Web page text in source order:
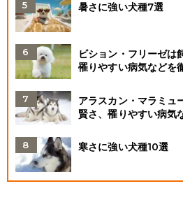
暑さに強い犬種7選
ビション・フリーゼは
罹りやすい病気などを
アラスカン・マラミュ
賢さ、罹りやすい病気
寒さに強い犬種10選